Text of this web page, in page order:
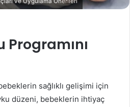
Programını
sağlıklı gelişimi için
düzeni, bebeklerin ihtiyaç